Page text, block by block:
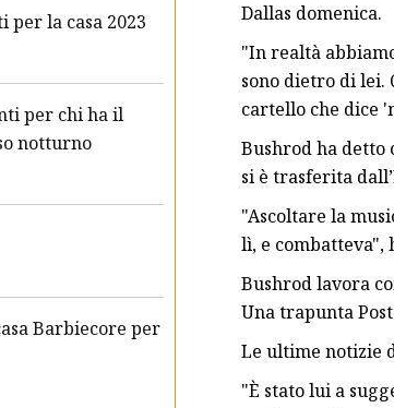
la casa 2023
per chi ha il
notturno
Barbiecore per
Dallas domenica.
"In realtà
sono dietro di lei.
cartello che dice
Bushrod ha detto
si è trasferita
"Ascoltare la
lì, e combatteva",
Bushrod lavora
Una trapunta
Le ultime notizie
"È stato lui a